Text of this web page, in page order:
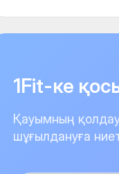
1Fit-ке
Қауымның
шұғылдануға